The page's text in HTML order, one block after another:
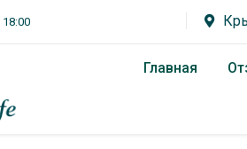
Главная